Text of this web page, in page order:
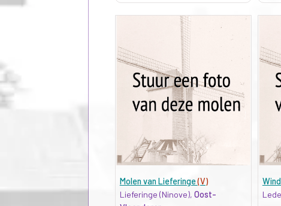
Molen van Lieferinge(V)
Lieferinge (Ninove), Oost-